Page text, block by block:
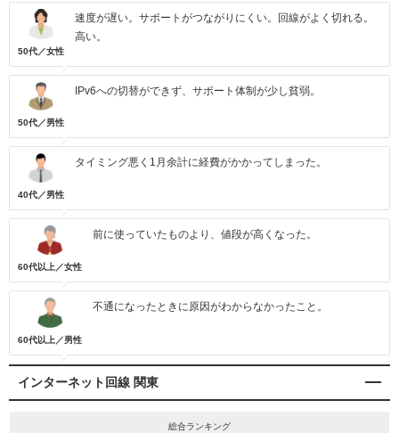
50代／女性
速度が遅い。サポートがつながりにくい。回線がよく切れる。
高い。
50代／男性
IPv6への切替ができず、サポート体制が少し貧弱。
40代／男性
タイミング悪く1月余計に経費がかかってしまった。
60代以上／女性
前に使っていたものより、値段が高くなった。
60代以上／男性
不通になったときに原因がわからなかったこと。
インターネット回線 関東
総合ランキング